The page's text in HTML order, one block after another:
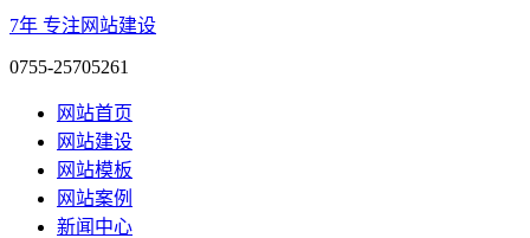
7年 专注网站建设
0755-25705261
网站首页
网站建设
网站模板
网站案例
新闻中心